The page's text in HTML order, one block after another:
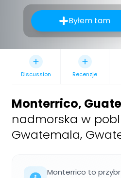
Byłem tam
Discussion Recenzje
Monterrico,
nadmorska w
Gwatemala,
Monterrico to